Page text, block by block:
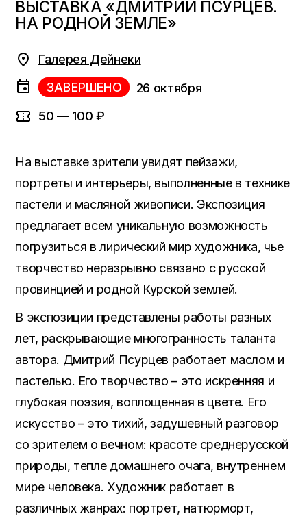
ВЫСТАВКА «ДМИТРИЙ ПСУРЦЕВ.
НА РОДНОЙ ЗЕМЛЕ»
Галерея Дейнеки
ЗАВЕРШЕНО
26 октября
50 — 100 ₽
На выставке зрители увидят пейзажи,
портреты и интерьеры, выполненные в технике
пастели и масляной живописи. Экспозиция
предлагает всем уникальную возможность
погрузиться в лирический мир художника, чье
творчество неразрывно связано с русской
провинцией и родной Курской землей.
В экспозиции представлены работы разных
лет, раскрывающие многогранность таланта
автора. Дмитрий Псурцев работает маслом и
пастелью. Его творчество – это искренняя и
глубокая поэзия, воплощенная в цвете. Его
искусство – это тихий, задушевный разговор
со зрителем о вечном: красоте среднерусской
природы, тепле домашнего очага, внутреннем
мире человека. Художник работает в
различных жанрах: портрет, натюрморт,